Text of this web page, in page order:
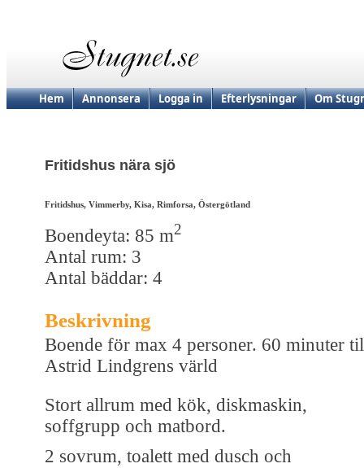
Hem Annonsera Logga in Efterlysningar Om
Fritidshus nära sjö
Fritidshus, Vimmerby, Kisa, Rimforsa, Östergötland
Boendeyta: 85 m2
Antal rum: 3
Antal bäddar: 4
Beskrivning
Boende för max 4 personer. 60 minuter
Astrid Lindgrens värld
Stort allrum med kök, diskmaskin,
soffgrupp och matbord.
2 sovrum, toalett med dusch och